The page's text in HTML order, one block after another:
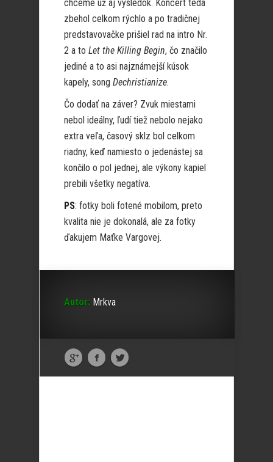
chceme už aj výsledok. Koncert teda
zbehol celkom rýchlo a po tradičnej
predstavovačke prišiel rad na intro Nr.
2 a to Let the Killing Begin, čo značilo
jediné a to asi najznámejší kúsok
kapely, song Dechristianize.
Čo dodať na záver? Zvuk miestami
nebol ideálny, ľudí tiež nebolo nejako
extra veľa, časový sklz bol celkom
riadny, keď namiesto o jedenástej sa
končilo o pol jednej, ale výkony kapiel
prebili všetky negatíva.
PS: fotky boli fotené mobilom, preto
kvalita nie je dokonalá, ale za fotky
ďakujem Maťke Vargovej.
Autor: Mrkva